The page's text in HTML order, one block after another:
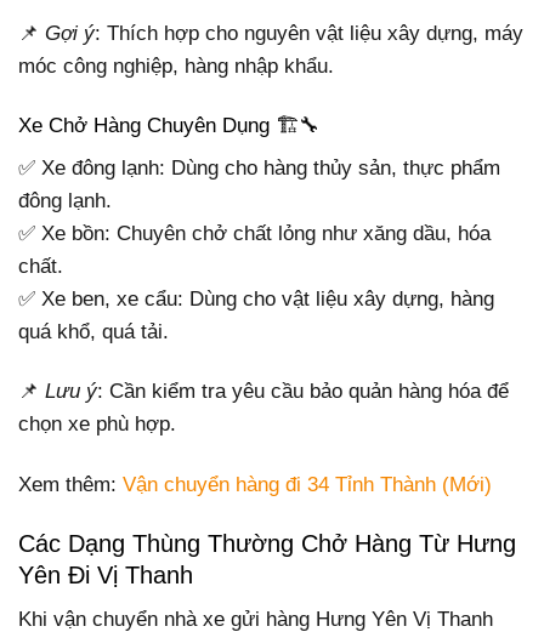
📌 Gợi ý: Thích hợp cho nguyên vật liệu xây dựng, máy
móc công nghiệp, hàng nhập khẩu.
Xe Chở Hàng Chuyên Dụng 🏗🔧
✅ Xe đông lạnh: Dùng cho hàng thủy sản, thực phẩm
đông lạnh.
✅ Xe bồn: Chuyên chở chất lỏng như xăng dầu, hóa
chất.
✅ Xe ben, xe cẩu: Dùng cho vật liệu xây dựng, hàng
quá khổ, quá tải.
📌 Lưu ý: Cần kiểm tra yêu cầu bảo quản hàng hóa để
chọn xe phù hợp.
Xem thêm: Vận chuyển hàng đi 34 Tỉnh Thành (Mới)
Các Dạng Thùng Thường Chở Hàng Từ Hưng
Yên Đi Vị Thanh
Khi vận chuyển nhà xe gửi hàng Hưng Yên Vị Thanh